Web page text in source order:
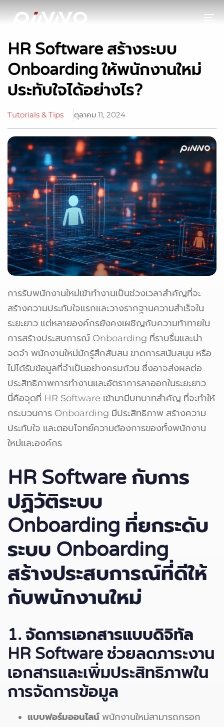
HR Software สร้างระบบ
Onboarding ให้พนักงานใหม่
ประทับใจได้อย่างไร?
Tutorials & Tips ตุลาคม 11, 2024
การรับพนักงานใหม่เข้าทำงานเป็นช่วงเวลาสำคัญที่จะ
สร้างความประทับใจแรกและวางรากฐานความสำเร็จใน
ระยะยาว แต่หลายองค์กรยังคงเผชิญกับความท้าทายใน
การสร้างประสบการณ์ Onboarding ที่ราบรื่นและน่า
จดจำ พนักงานใหม่มักรู้สึกสับสน ขาดการสนับสนุน หรือ
ไม่ได้รับข้อมูลที่จำเป็นอย่างครบถ้วน ซึ่งอาจส่งผลต่อ
ประสิทธิภาพการทำงานและอัตราการลาออกในระยะยาว
นี่คือจุดที่ HR Software เข้ามามีบทบาทสำคัญ ที่จะทำให้
กระบวนการ Onboarding มีประสิทธิภาพ สร้างความ
ประทับใจ และตอบโจทย์ความต้องการของทั้งพนักงาน
ใหม่และองค์กร
HR Software กับการ
ปฏิวัติระบบ
Onboarding ที่ยกระดับ
ระบบ Onboarding
สร้างประสบการณ์ที่ดีให้
กับพนักงานใหม่
1. จัดการเอกสารแบบดิจิทัล
HR Software ช่วยลดภาระงาน
เอกสารและเพิ่มประสิทธิภาพใน
การจัดการข้อมูล
แบบฟอร์มออนไลน์ พนักงานใหม่สามารถกรอก